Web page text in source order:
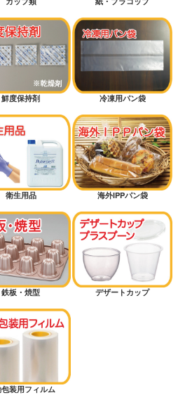
鮮度保持剤 冷凍用パン袋
衛生用品 海外IPPパン袋
鉄板・焼型 デザートカップ
包装用フィルム